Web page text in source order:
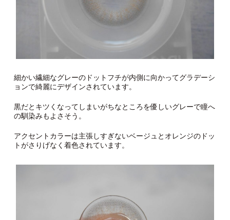
細かい繊細なグレーのドットフチが内側に向かってグラデーシ
ョンで綺麗にデザインされています。
黒だとキツくなってしまいがちなところを優しいグレーで瞳へ
の馴染みもよさそう。
アクセントカラーは主張しすぎないベージュとオレンジのドッ
トがさりげなく着色されています。